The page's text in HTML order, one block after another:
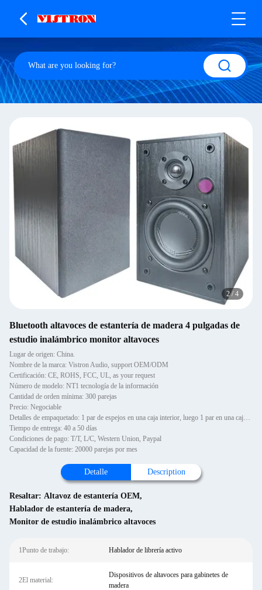
2/ 4
Bluetooth altavoces de estantería de madera 4 pulgadas de
estudio inalámbrico monitor altavoces
Lugar de origen: China.
Nombre de la marca: Vistron Audio, support OEM/ODM
Certificación: CE, ROHS, FCC, UL, as your request
Número de modelo: NT1 tecnología de la información
Cantidad de orden mínima: 300 parejas
Precio: Negociable
Detalles de empaquetado: 1 par de espejos en una caja interior, luego 1 par en una caja exterior.
Tiempo de entrega: 40 a 50 días
Condiciones de pago: T/T, L/C, Western Union, Paypal
Capacidad de la fuente: 20000 parejas por mes
Detalle Description
Resaltar: Altavoz de estantería OEM,
Hablador de estantería de madera,
Monitor de estudio inalámbrico altavoces
1Punto de trabajo: Hablador de librería activo
2El material:
Dispositivos de altavoces para gabinetes de
madera